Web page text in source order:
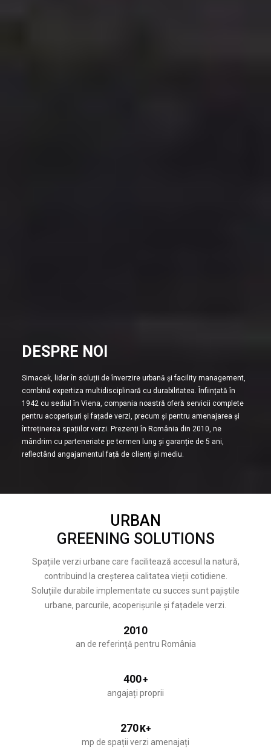
DESPRE NOI
Simacek, lider în soluții de înverzire urbană și facility management,
combină expertiza multidisciplinară cu durabilitatea. Înființată în
1942 cu sediul în Viena, compania noastră oferă servicii complete
pentru acoperișuri și fațade verzi, precum și pentru amenajarea și
întreținerea spațiilor verzi. Prezenți în România din 2010, ne
mândrim cu parteneriate pe termen lung și garanție de 5 ani,
reflectând angajamentul față de clienți și mediu.
URBAN
GREENING SOLUTIONS
Spațiile verzi urbane care facilitează accesul la natură,
contribuind la creșterea calitatea vieții cotidiene.
Soluțiile durabile implementate cu succes sunt pajiștile
urbane, parcurile, acoperișurile și fațadele verzi.
2010
an de referință pentru România
400+
angajați proprii
270K+
mp de spații verzi amenajați